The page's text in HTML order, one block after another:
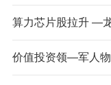
算力芯片股拉升 —
价值投资领—军人